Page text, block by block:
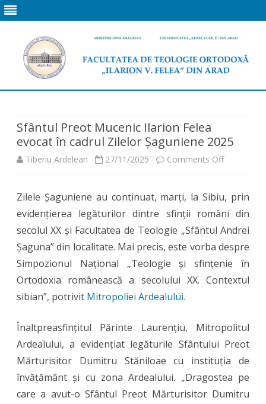
Sfântul Preot Mucenic Ilarion Felea
evocat în cadrul Zilelor Șaguniene 2025
Tiberiu Ardelean 27/11/2025 Comments Offon
Preot
Felea
evocat
cadrul
Zilelor
Șaguniene
Zilele Șaguniene au continuat, marți, la Sibiu, prin
evidențierea legăturilor dintre sfinții români din
secolul XX și Facultatea de Teologie „Sfântul Andrei
Șaguna” din localitate. Mai precis, este vorba despre
Simpozionul Național „Teologie și sfințenie în
Ortodoxia românească a secolului XX. Contextul
sibian”, potrivit Mitropoliei Ardealului.
Înaltpreasfințitul Părinte Laurențiu, Mitropolitul
Ardealului, a evidențiat legăturile Sfântului Preot
Mărturisitor Dumitru Stăniloae cu instituția de
învățământ și cu zona Ardealului. „Dragostea pe
care a avut-o Sfântul Preot Mărturisitor Dumitru